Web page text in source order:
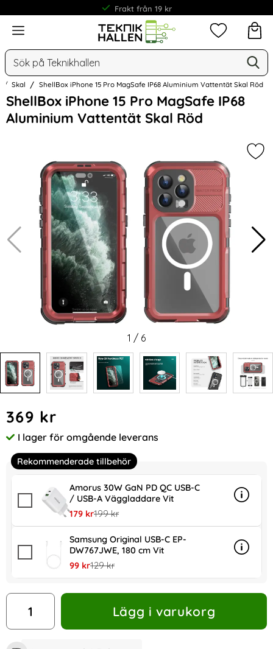
Frakt från 19 kr
Meny
Sök
Mina
Skal ShellBox iPhone 15 Pro MagSafe IP68 Aluminium Vattentät Skal Röd
ShellBox iPhone 15 Pro MagSafe IP68
Aluminium Vattentät Skal Röd
Hoppa
över
Bilder
1 / 6
pris
369 kr
Tillgänglighet:
I lager för omgående leverans
Rekommenderade tillbehör
Amorus 30W GaN PD QC USB-C
/ USB-A Väggladdare Vit
rea pris
179 krtidigare pris
199 kr
Info
mer
Samsung Original USB-C EP-
DW767JWE, 180 cm Vit
rea pris
99 krtidigare pris
129 kr
Info
mer
antal
Lägg i varukorg